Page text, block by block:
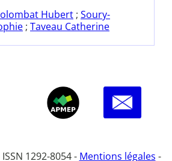
Hubert ; Soury-
; Taveau Catherine
1292-8054 - Mentions légales -